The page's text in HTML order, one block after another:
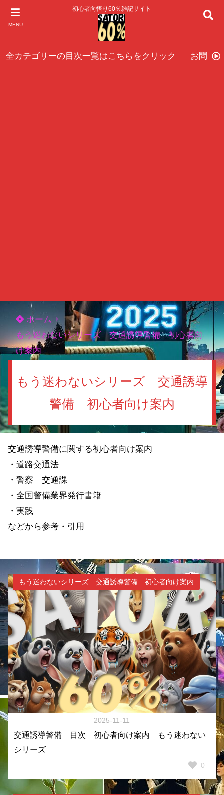
MENU
初心者向悟り60％雑記サイト
全カテゴリーの目次一覧はこちらをクリック お問い
ホーム
もう迷わないシリーズ 交通誘導警備 初心者向
け案内
もう迷わないシリーズ 交通誘導
警備 初心者向け案内
交通誘導警備に関する初心者向け案内
・道路交通法
・警察 交通課
・全国警備業界発行書籍
・実践
などから参考・引用
もう迷わないシリーズ 交通誘導警備 初心者向け案内
2025-11-11
交通誘導警備 目次 初心者向け案内 もう迷わない
シリーズ
0